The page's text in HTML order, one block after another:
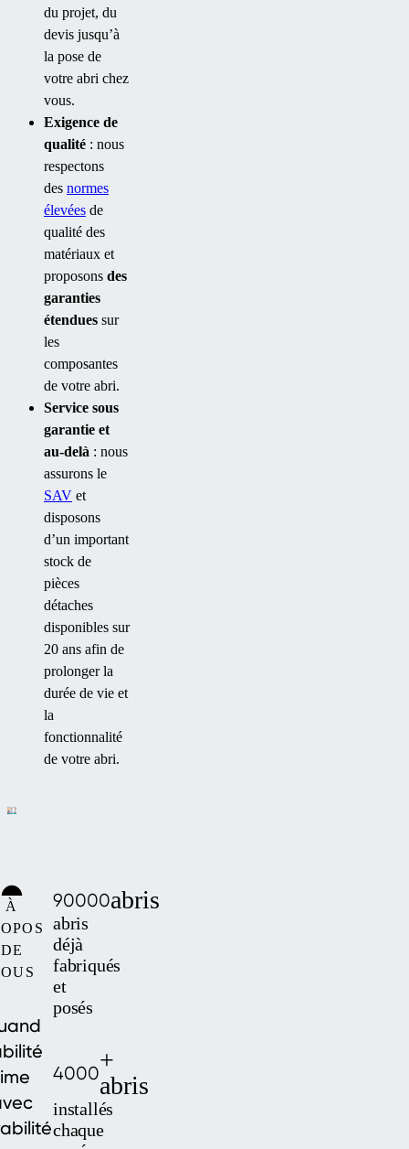
du projet, du
devis jusqu’à
la pose de
votre abri chez
vous.
Exigence de
qualité : nous
respectons
des normes
élevées de
qualité des
matériaux et
proposons des
garanties
étendues sur
les
composantes
de votre abri.
Service sous
garantie et
au-delà : nous
assurons le
SAV et
disposons
d’un important
stock de
pièces
détaches
disponibles sur
20 ans afin de
prolonger la
durée de vie et
la
fonctionnalité
de votre abri.
À
DE
90000abris
abris
déjà
fabriqués
et
posés
4000+
abris
installés
chaque